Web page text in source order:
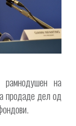
на
продаде дел од